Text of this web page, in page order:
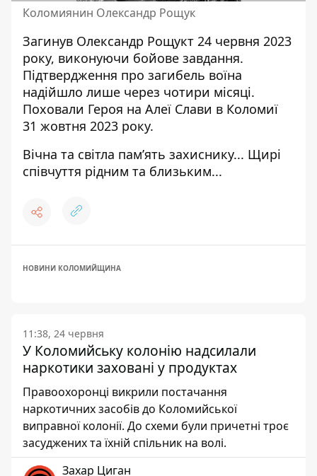
Коломиянин Олександр Рощук
Загинув Олександр Рощукт 24 червня 2023
року, виконуючи бойове завдання.
Підтвердження про загибель воїна
надійшло лише через чотири місяці.
Поховали Героя на Алеї Слави в Коломиї
31 жовтня 2023 року.
Вічна та світла памʼять захиснику... Щирі
співчуття рідним та близьким...
НОВИНИ КОЛОМИЙЩИНА
11:38, 24 червня
У Коломийську колонію надсилали
наркотики заховані у продуктах
Правоохоронці викрили постачання
наркотичних засобів до Коломийської
виправної колонії. До схеми були причетні троє
засуджених та їхній спільник на волі.
Захар Циган